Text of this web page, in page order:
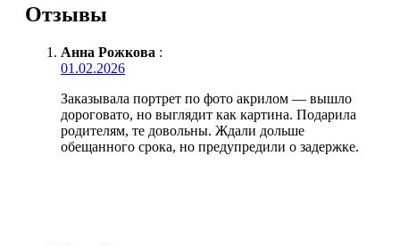
Отзывы
Анна Рожкова :
01.02.2026
Заказывала портрет по фото акрилом — вышло
дороговато, но выглядит как картина. Подарила
родителям, те довольны. Ждали дольше
обещанного срока, но предупредили о задержке.